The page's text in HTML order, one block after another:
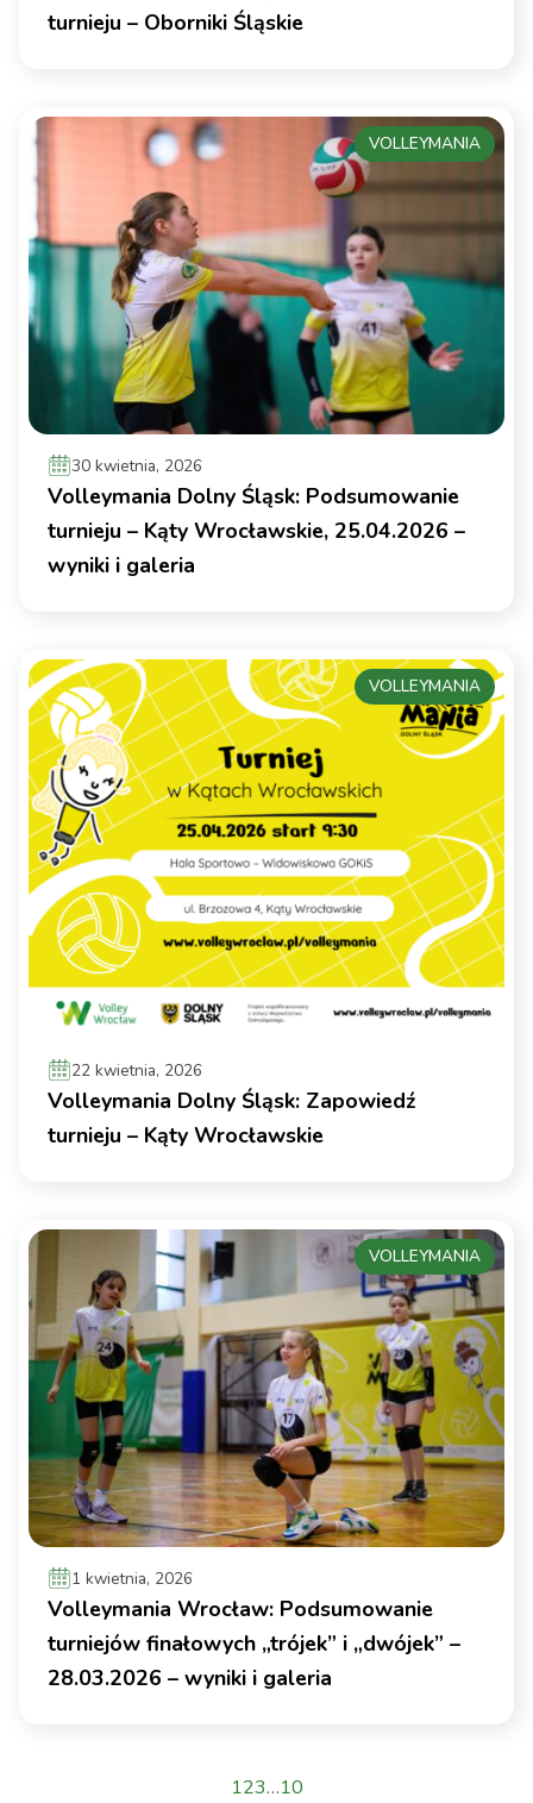
turnieju – Oborniki Śląskie
30 kwietnia, 2026
Volleymania Dolny Śląsk: Podsumowanie
turnieju – Kąty Wrocławskie, 25.04.2026 –
wyniki i galeria
VOLLEYMANIA
22 kwietnia, 2026
Volleymania Dolny Śląsk: Zapowiedź
turnieju – Kąty Wrocławskie
VOLLEYMANIA
1 kwietnia, 2026
Volleymania Wrocław: Podsumowanie
turniejów finałowych „trójek” i „dwójek” –
28.03.2026 – wyniki i galeria
VOLLEYMANIA
123…10